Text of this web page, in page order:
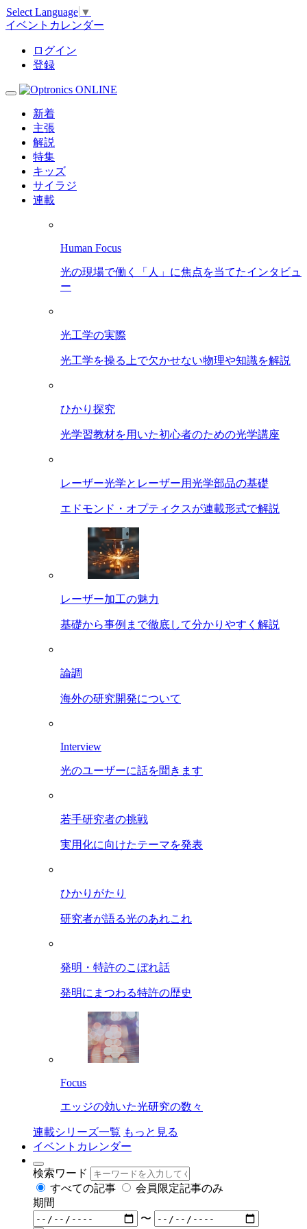
Select Language ▼
イベントカレンダー
ログイン
登録
新着
主張
解説
特集
キッズ
サイラジ
連載
Human Focus
光の現場で働く「人」に焦点を当てたインタビュ
ー
光工学の実際
光工学を操る上で欠かせない物理や知識を解説
ひかり探究
光学習教材を用いた初心者のための光学講座
レーザー光学とレーザー用光学部品の基礎
エドモンド・オプティクスが連載形式で解説
レーザー加工の魅力
基礎から事例まで徹底して分かりやすく解説
論調
海外の研究開発について
Interview
光のユーザーに話を聞きます
若手研究者の挑戦
実用化に向けたテーマを発表
ひかりがたり
研究者が語る光のあれこれ
発明・特許のこぼれ話
発明にまつわる特許の歴史
Focus
エッジの効いた光研究の数々
連載シリーズ一覧 もっと見る
イベントカレンダー
検索ワード
すべての記事
会員限定記事のみ
期間
〜